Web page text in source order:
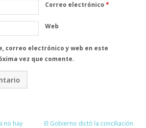
Correo electrónico*
Web
correo electrónico y web en este
vez que comente.
no hay
El Gobierno dictó la conciliación